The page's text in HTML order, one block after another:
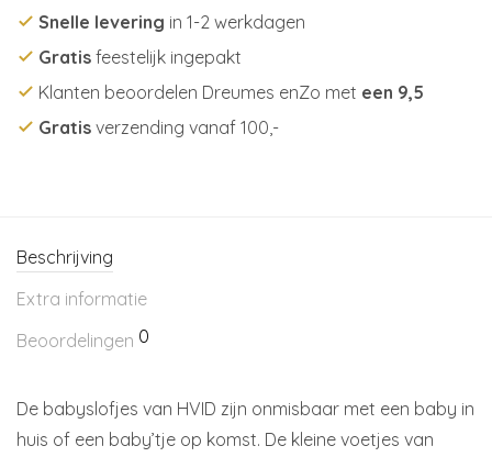
Snelle levering in 1-2 werkdagen
Gratis feestelijk ingepakt
Klanten beoordelen Dreumes enZo met een 9,5
Gratis verzending vanaf 100,-
Beschrijving
Extra informatie
Beoordelingen 0
De babyslofjes van HVID zijn onmisbaar met een baby in
huis of een baby’tje op komst. De kleine voetjes van